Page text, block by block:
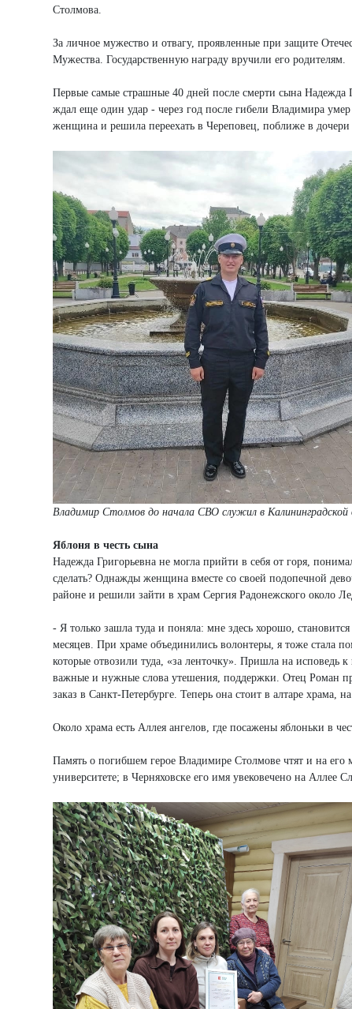
Столмова.
За личное мужество и отвагу, проявленные при защите
Мужества. Государственную награду вручили его родителям.
Первые самые страшные 40 дней после смерти сына
ждал еще один удар - через год после гибели Владимира
женщина и решила переехать в Череповец, поближе в дочери
Владимир Столмов до начала СВО служил в Калининградской
Яблоня в честь сына
Надежда Григорьевна не могла прийти в себя от горя,
сделать? Однажды женщина вместе со своей подопечной
районе и решили зайти в храм Сергия Радонежского около
- Я только зашла туда и поняла: мне здесь хорошо,
месяцев. При храме объединились волонтеры, я тоже стала
которые отвозили туда, «за ленточку». Пришла на исповедь
важные и нужные слова утешения, поддержки. Отец Роман
заказ в Санкт-Петербурге. Теперь она стоит в алтаре храма,
Около храма есть Аллея ангелов, где посажены яблоньки в
Память о погибшем герое Владимире Столмове чтят и на его
университете; в Черняховске его имя увековечено на Аллее